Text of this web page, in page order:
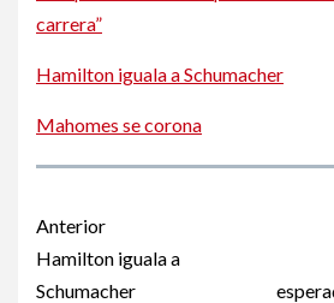
carrera”
Hamilton iguala a Schumacher
Mahomes se corona
Post
navigation
Anterior
Hamilton iguala a
Schumacher